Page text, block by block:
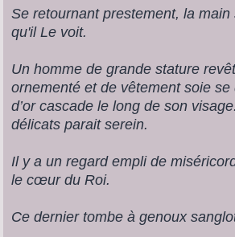
Se retournant prestement, la
qu'il Le voit.
Un homme de grande stature
ornementé et de vêtement soie
d’or cascade le long de son
délicats parait serein.
Il y a un regard empli de
le cœur du Roi.
Ce dernier tombe à genoux